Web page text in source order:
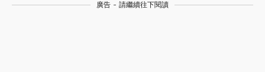
廣告 - 請繼續往下閱讀